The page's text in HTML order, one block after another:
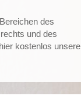
des
und des
kostenlos unsere